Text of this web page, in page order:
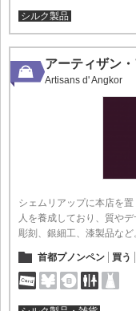
シルク製品
アーティザン
Artisans d' Angkor
シェムリアップに本店を
人を養成しており、質や
彫刻、銀細工、漆製品など
首都プノンペン 買う